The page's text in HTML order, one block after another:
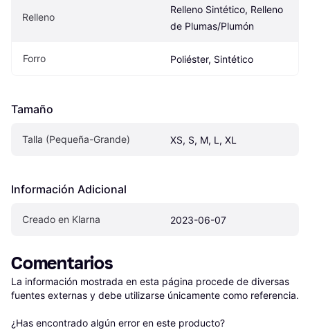
Relleno
Relleno Sintético, Relleno
de Plumas/Plumón
Forro Poliéster, Sintético
Tamaño
Talla (Pequeña-Grande) XS, S, M, L, XL
Información Adicional
Creado en Klarna 2023-06-07
Comentarios
La información mostrada en esta página procede de diversas
fuentes externas y debe utilizarse únicamente como referencia.
¿Has encontrado algún error en este producto?